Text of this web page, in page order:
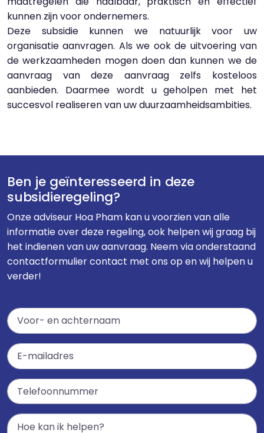
kunnen zijn voor ondernemers.
Deze subsidie kunnen we natuurlijk voor uw
organisatie aanvragen. Als we ook de uitvoering van
de werkzaamheden mogen doen dan kunnen we de
aanvraag van deze aanvraag zelfs kosteloos
aanbieden. Daarmee wordt u geholpen met het
succesvol realiseren van uw duurzaamheidsambities.
Ben je geïnteresseerd in deze
subsidieregeling?
Onze adviseur Hoa Pham kan u voorzien van alle
informatie over deze regeling, ook helpen wij graag bij
het indienen van uw aanvraag. Neem via onderstaand
contactformulier contact met ons op en wij helpen u
verder!